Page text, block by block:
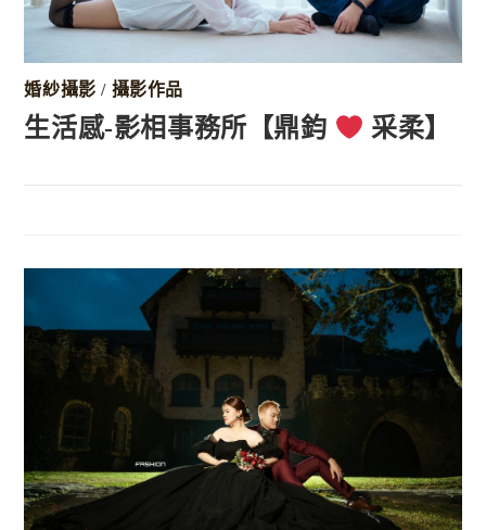
婚紗攝影 / 攝影作品
生活感-影相事務所【鼎鈞 采柔】